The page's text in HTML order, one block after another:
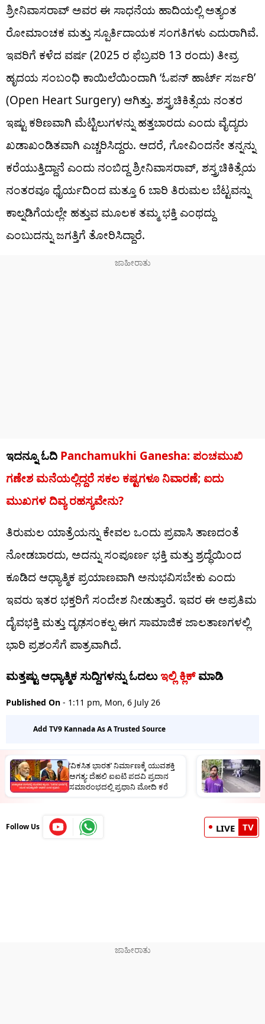
ಶ್ರೀನಿವಾಸರಾವ್ ಅವರ ಈ ಸಾಧನೆಯ ಹಾದಿಯಲ್ಲಿ ಅತ್ಯಂತ
ರೋಮಾಂಚಕ ಮತ್ತು ಸ್ಪೂರ್ತಿದಾಯಕ ಸಂಗತಿಗಳು ಎದುರಾಗಿವೆ.
ಇವರಿಗೆ ಕಳೆದ ವರ್ಷ (2025 ರ ಫೆಬ್ರವರಿ 13 ರಂದು) ತೀವ್ರ
ಹೃದಯ ಸಂಬಂಧಿ ಕಾಯಿಲೆಯಿಂದಾಗಿ ‘ಓಪನ್ ಹಾರ್ಟ್ ಸರ್ಜರಿ’
(Open Heart Surgery) ಆಗಿತ್ತು. ಶಸ್ತ್ರಚಿಕಿತ್ಸೆಯ ನಂತರ
ಇಷ್ಟು ಕಠಿಣವಾಗಿ ಮೆಟ್ಟಿಲುಗಳನ್ನು ಹತ್ತಬಾರದು ಎಂದು ವೈದ್ಯರು
ಖಡಾಖಂಡಿತವಾಗಿ ಎಚ್ಚರಿಸಿದ್ದರು. ಆದರೆ, ಗೋವಿಂದನೇ ತನ್ನನ್ನು
ಕರೆಯುತ್ತಿದ್ದಾನೆ ಎಂದು ನಂಬಿದ್ದ ಶ್ರೀನಿವಾಸರಾವ್, ಶಸ್ತ್ರಚಿಕಿತ್ಸೆಯ
ನಂತರವೂ ಧೈರ್ಯದಿಂದ ಮತ್ತೂ 6 ಬಾರಿ ತಿರುಮಲ ಬೆಟ್ಟವನ್ನು
ಕಾಲ್ನಡಿಗೆಯಲ್ಲೇ ಹತ್ತುವ ಮೂಲಕ ತಮ್ಮ ಭಕ್ತಿ ಎಂಥದ್ದು
ಎಂಬುದನ್ನು ಜಗತ್ತಿಗೆ ತೋರಿಸಿದ್ದಾರೆ.
ಇದನ್ನೂ ಓದಿ Panchamukhi Ganesha: ಪಂಚಮುಖಿ
ಗಣೇಶ ಮನೆಯಲ್ಲಿದ್ದರೆ ಸಕಲ ಕಷ್ಟಗಳೂ ನಿವಾರಣೆ; ಐದು
ಮುಖಗಳ ದಿವ್ಯ ರಹಸ್ಯವೇನು?
ತಿರುಮಲ ಯಾತ್ರೆಯನ್ನು ಕೇವಲ ಒಂದು ಪ್ರವಾಸಿ ತಾಣದಂತೆ
ನೋಡಬಾರದು, ಅದನ್ನು ಸಂಪೂರ್ಣ ಭಕ್ತಿ ಮತ್ತು ಶ್ರದ್ಧೆಯಿಂದ
ಕೂಡಿದ ಆಧ್ಯಾತ್ಮಿಕ ಪ್ರಯಾಣವಾಗಿ ಅನುಭವಿಸಬೇಕು ಎಂದು
ಇವರು ಇತರ ಭಕ್ತರಿಗೆ ಸಂದೇಶ ನೀಡುತ್ತಾರೆ. ಇವರ ಈ ಅಪ್ರತಿಮ
ದೈವಭಕ್ತಿ ಮತ್ತು ದೃಢಸಂಕಲ್ಪ ಈಗ ಸಾಮಾಜಿಕ ಜಾಲತಾಣಗಳಲ್ಲಿ
ಭಾರಿ ಪ್ರಶಂಸೆಗೆ ಪಾತ್ರವಾಗಿದೆ.
ಮತ್ತಷ್ಟು ಆಧ್ಯಾತ್ಮಿಕ ಸುದ್ದಿಗಳನ್ನು ಓದಲುಇಲ್ಲಿ ಕ್ಲಿಕ್ಮಾಡಿ
Published On - 1:11 pm, Mon, 6 July 26
Add TV9 Kannada As A Trusted Source
‘ವಿಕಸಿತ ಭಾರತ’ ನಿರ್ಮಾಣಕ್ಕೆ ಯುವಶಕ್ತಿ
ಅಗತ್ಯ: ದೆಹಲಿ ಐಐಟಿ ಪದವಿ ಪ್ರದಾನ
ಸಮಾರಂಭದಲ್ಲಿ ಪ್ರಧಾನಿ ಮೋದಿ ಕರೆ
Follow Us LIVE TV